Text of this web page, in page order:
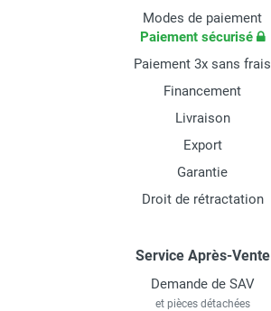
Modes de paiement
Paiement sécurisé
Paiement 3x sans frais
Financement
Livraison
Export
Garantie
Droit de rétractation
Service Après-Vente
Demande de SAV
et pièces détachées